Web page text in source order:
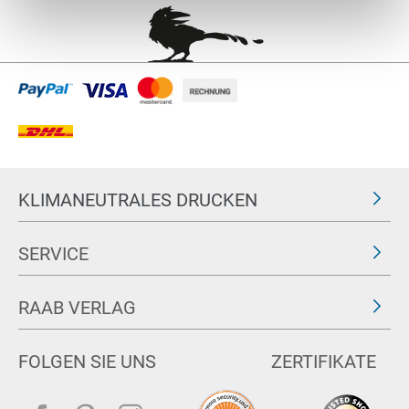
KLIMANEUTRALES DRUCKEN
SERVICE
RAAB VERLAG
FOLGEN SIE UNS ZERTIFIKATE